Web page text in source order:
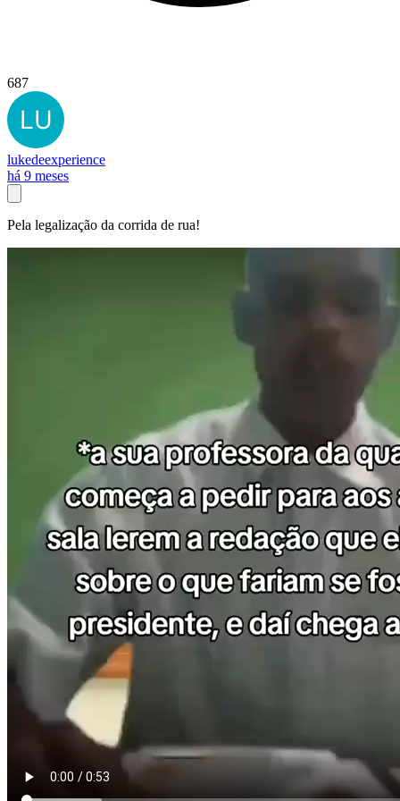
687
lukedeexperience
há 9 meses
Pela legalização da corrida de rua!